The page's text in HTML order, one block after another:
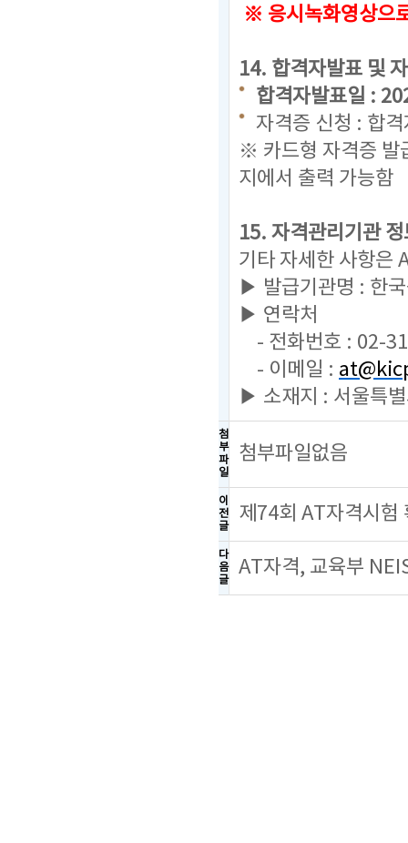
※ 응시녹화영상으
14. 합격자발표 및
합격자발표일 :
자격증 신청 : 합
※ 카드형 자격증 발
지에서 출력 가능함
15. 자격관리기관 정
기타 자세한 사항은
▶ 발급기관명 : 한
▶ 연락처
- 전화번호 : 02-
- 이메일 :
▶ 소재지 : 서울특
첨
부
파
일
첨부파일없음
이
전
글
제74회 AT자격시험
다
음
글
AT자격, 교육부